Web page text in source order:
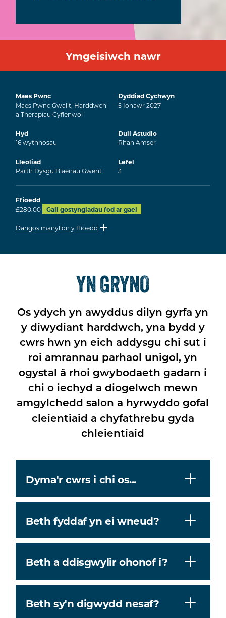
Ymgeisiwch nawr
Maes Pwnc
Maes Pwnc Gwallt, Harddwch
a Therapïau Cyflenwol
Dyddiad Cychwyn
5 Ionawr2027
Hyd
16wythnosau
Dull Astudio
Rhan Amser
Lleoliad
Parth Dysgu Blaenau Gwent
Lefel
3
Ffioedd
£280.00
Gall gostyngiadau fod ar gael
Dangos manylion y ffioedd
YN GRYNO
Os ydych yn awyddus dilyn gyrfa yn
y diwydiant harddwch, yna bydd y
cwrs hwn yn eich addysgu chi sut i
roi amrannau parhaol unigol, yn
ogystal â rhoi gwybodaeth gadarn i
chi o iechyd a diogelwch mewn
amgylchedd salon a hyrwyddo gofal
cleientiaid a chyfathrebu gyda
chleientiaid
Dyma'r cwrs i chi os...
Beth fyddaf yn ei wneud?
Beth a ddisgwylir ohonof i?
Beth sy'n digwydd nesaf?